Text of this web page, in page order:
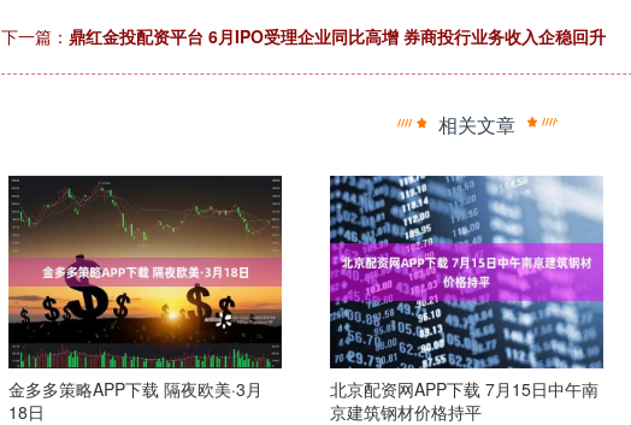
下一篇： 鼎红金投配资平台 6月IPO受理企业同比高增 券商投行业务收入企稳回升
相关文章
金多多策略APP下载 隔夜欧美·3月
18日
北京配资网APP下载 7月15日中午南
京建筑钢材价格持平